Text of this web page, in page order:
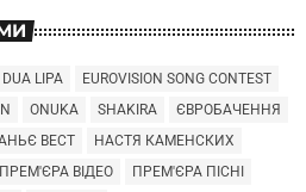
DUA LIPA
EUROVISION SONG CONTEST
ONUKA SHAKIRA
ЄВРОБАЧЕННЯ
ВЕСТ
НАСТЯ КАМЕНСКИХ
ПРЕМ'ЄРА ВІДЕО
ПРЕМ'ЄРА ПІСНІ